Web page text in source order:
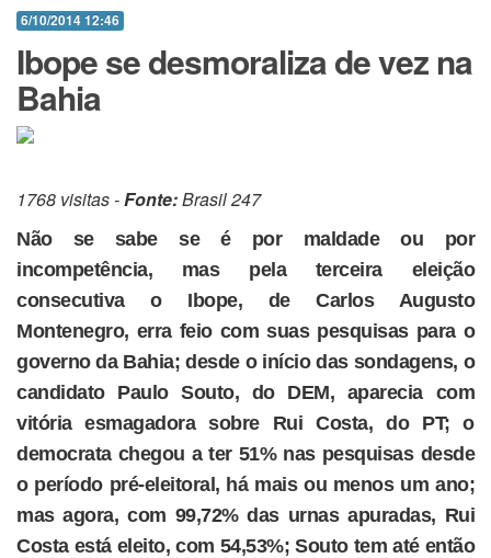
6/10/2014 12:46
Ibope se desmoraliza de vez na
Bahia
1768 visitas -Fonte:Brasil 247
Não se sabe se é por maldade ou por
incompetência, mas pela terceira eleição
consecutiva o Ibope, de Carlos Augusto
Montenegro, erra feio com suas pesquisas para o
governo da Bahia; desde o início das sondagens, o
candidato Paulo Souto, do DEM, aparecia com
vitória esmagadora sobre Rui Costa, do PT; o
democrata chegou a ter 51% nas pesquisas desde
o período pré-eleitoral, há mais ou menos um ano;
mas agora, com 99,72% das urnas apuradas, Rui
Costa está eleito, com 54,53%; Souto tem até então